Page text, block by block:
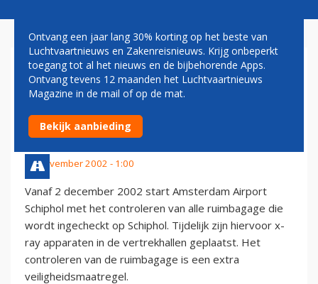
VANAF BEGIN DECEMBER
SCREENING RUIMBAGAGE OP
SCHIPHOL
29 november 2002 - 1:00
Vanaf 2 december 2002 start Amsterdam Airport
Schiphol met het controleren van alle ruimbagage die
wordt ingecheckt op Schiphol. Tijdelijk zijn hiervoor x-
ray apparaten in de vertrekhallen geplaatst. Het
controleren van de ruimbagage is een extra
veiligheidsmaatregel.
Ontvang een jaar lang 30% korting op het beste van
Luchtvaartnieuws en Zakenreisnieuws. Krijg onbeperkt
toegang tot al het nieuws en de bijbehorende Apps.
Ontvang tevens 12 maanden het Luchtvaartnieuws
Magazine in de mail of op de mat.
Bekijk aanbieding